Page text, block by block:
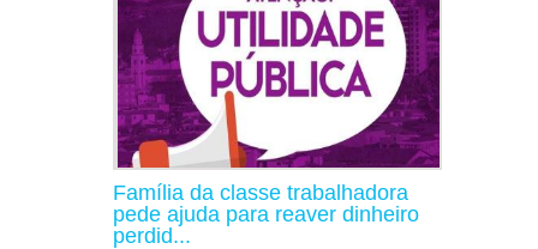
Família da classe trabalhadora
pede ajuda para reaver dinheiro
perdid...